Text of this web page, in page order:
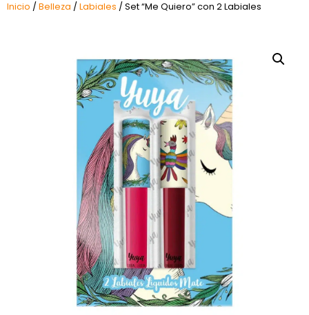
Inicio / Belleza / Labiales / Set “Me Quiero” con 2 Labiales